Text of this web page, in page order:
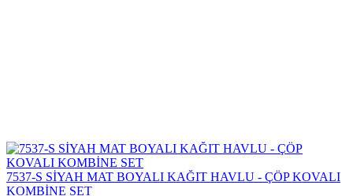
7537-S SİYAH MAT BOYALI KAĞIT HAVLU - ÇÖP KOVALI
KOMBİNE SET